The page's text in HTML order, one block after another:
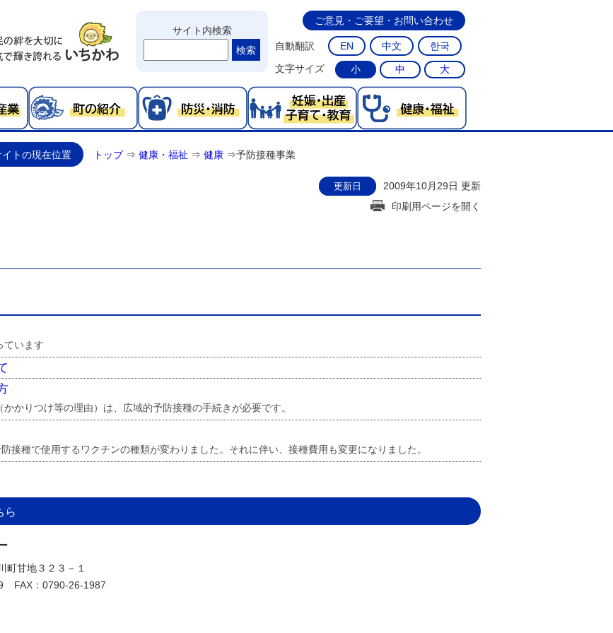
サイト内検索
検索
ご意見・ご要望・お問い合わせ
自動翻訳 EN 中文
한국
文字サイズ
小 中 大
イトの現在位置 トップ⇒ 健康・福祉 ⇒ 健康 ⇒予防接種事業
更新日
2009年10月29日 更新
印刷用ページを開く
ています
かりつけ等の理由）は、広域的予防接種の手続きが必要です。
接種で使用するワクチンの種類が変わりました。それに伴い、接種費用も変更になりました。
ら
町甘地３２３－１
FAX：0790-26-1987